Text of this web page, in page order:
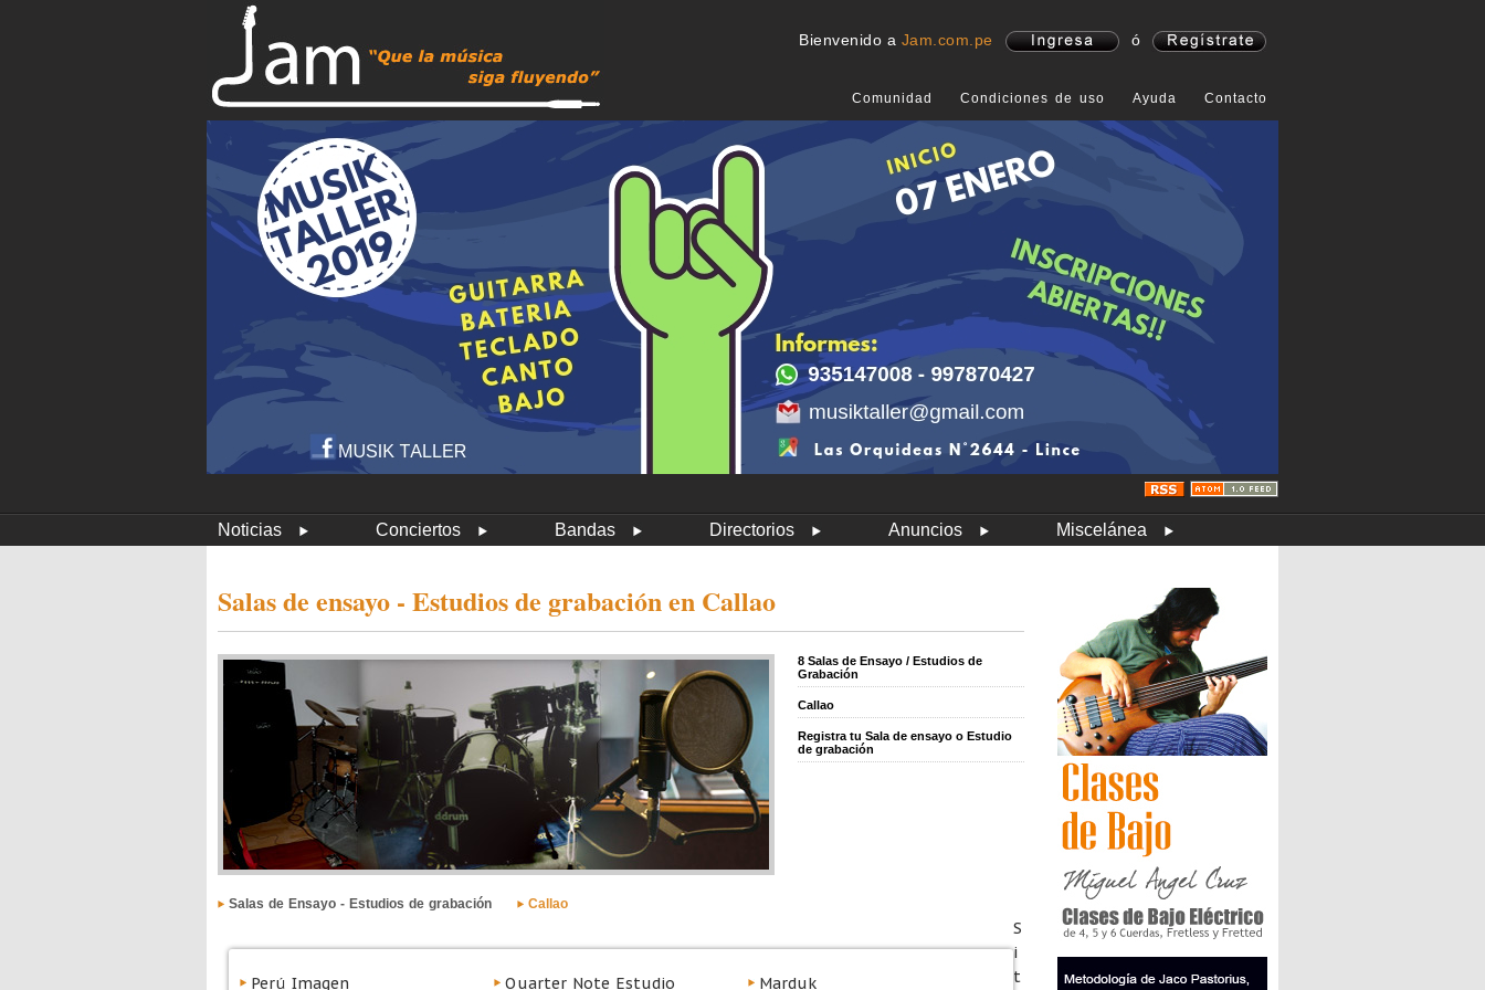
Bienvenido a Jam.com.pe ó
Comunidad Condiciones de uso Ayuda Contacto
Noticias Conciertos Bandas Directorios Anuncios Miscelánea
Salas de ensayo - Estudios de grabación en Callao
8 Salas de Ensayo / Estudios de
Grabación
Callao
Registra tu Sala de ensayo o Estudio
de grabación
Salas de Ensayo - Estudios de grabación Callao
Perú Imagen Quarter Note Estudio
Marduk
S
i
t